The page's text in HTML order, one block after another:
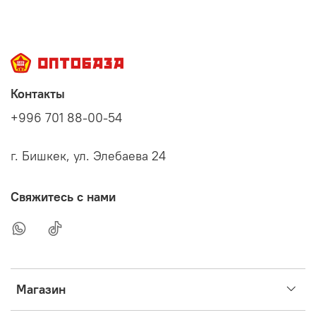
Магазин
Контакты
+996 701 88-00-54
г. Бишкек, ул. Элебаева 24
Свяжитесь с нами